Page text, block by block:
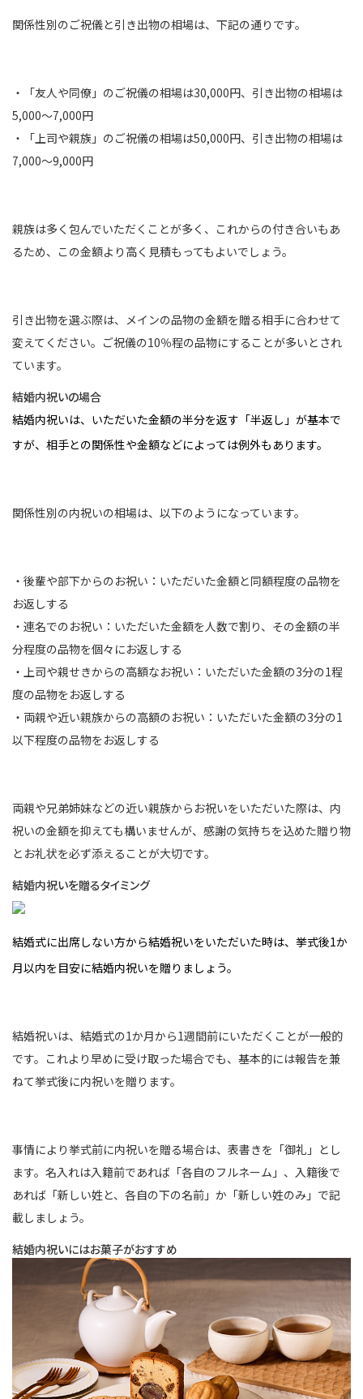
関係性別のご祝儀と引き出物の相場は、下記の通りです。
・「友人や同僚」のご祝儀の相場は30,000円、引き出物の相場は
5,000～7,000円
・「上司や親族」のご祝儀の相場は50,000円、引き出物の相場は
7,000～9,000円
親族は多く包んでいただくことが多く、これからの付き合いもあ
るため、この金額より高く見積もってもよいでしょう。
引き出物を選ぶ際は、メインの品物の金額を贈る相手に合わせて
変えてください。ご祝儀の10％程の品物にすることが多いとされ
ています。
結婚内祝いの場合
結婚内祝いは、いただいた金額の半分を返す「半返し」が基本で
すが、相手との関係性や金額などによっては例外もあります。
関係性別の内祝いの相場は、以下のようになっています。
・後輩や部下からのお祝い：いただいた金額と同額程度の品物を
お返しする
・連名でのお祝い：いただいた金額を人数で割り、その金額の半
分程度の品物を個々にお返しする
・上司や親せきからの高額なお祝い：いただいた金額の3分の1程
度の品物をお返しする
・両親や近い親族からの高額のお祝い：いただいた金額の3分の1
以下程度の品物をお返しする
両親や兄弟姉妹などの近い親族からお祝いをいただいた際は、内
祝いの金額を抑えても構いませんが、感謝の気持ちを込めた贈り物
とお礼状を必ず添えることが大切です。
結婚内祝いを贈るタイミング
結婚式に出席しない方から結婚祝いをいただいた時は、挙式後1か
月以内を目安に結婚内祝いを贈りましょう。
結婚祝いは、結婚式の1か月から1週間前にいただくことが一般的
です。これより早めに受け取った場合でも、基本的には報告を兼
ねて挙式後に内祝いを贈ります。
事情により挙式前に内祝いを贈る場合は、表書きを「御礼」とし
ます。名入れは入籍前であれば「各自のフルネーム」、入籍後で
あれば「新しい姓と、各自の下の名前」か「新しい姓のみ」で記
載しましょう。
結婚内祝いにはお菓子がおすすめ